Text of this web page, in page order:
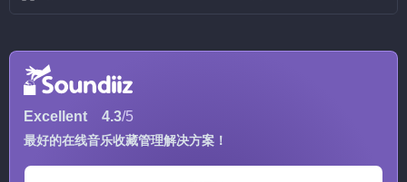
Excellent 4.3/5
最好的在线音乐收藏管理解决方案！